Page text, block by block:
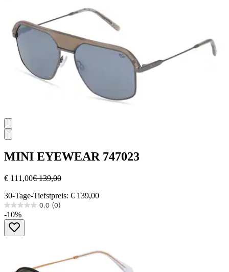
MINI EYEWEAR 747023
€ 111,00€ 139,00
30-Tage-Tiefstpreis: € 139,00
0.0 (0)
0.0
von
Sternen.
-10%